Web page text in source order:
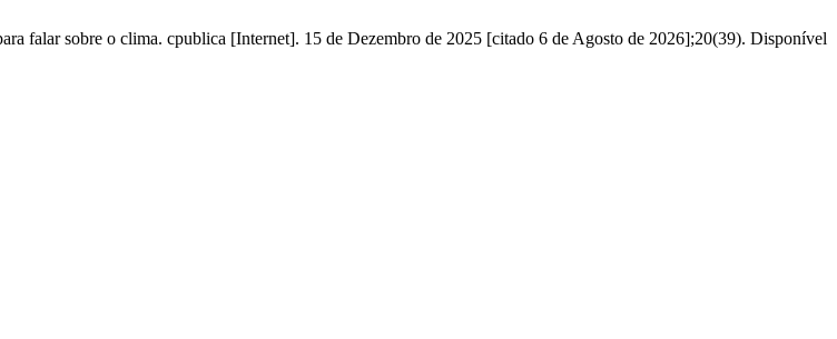
falar sobre o clima. cpublica [Internet]. 15 de Dezembro de 2025 [citado 6 de Agosto de 2026];20(39). Disponível